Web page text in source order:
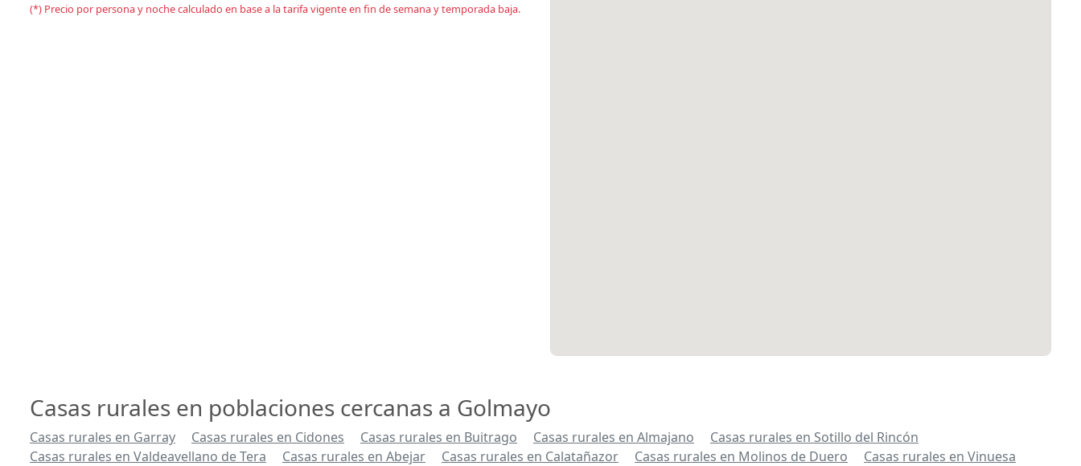
(*) Precio por persona y noche calculado en base a la tarifa vigente en fin de semana y temporada baja.
Casas rurales en poblaciones cercanas a Golmayo
Casas rurales en Garray Casas rurales en Cidones Casas rurales en Buitrago Casas rurales en Almajano
Casas rurales en Sotillo del Rincón
Casas rurales en Valdeavellano de Tera
Casas rurales en Abejar Casas rurales en Calatañazor Casas rurales en Molinos de Duero
Casas rurales en Vinuesa